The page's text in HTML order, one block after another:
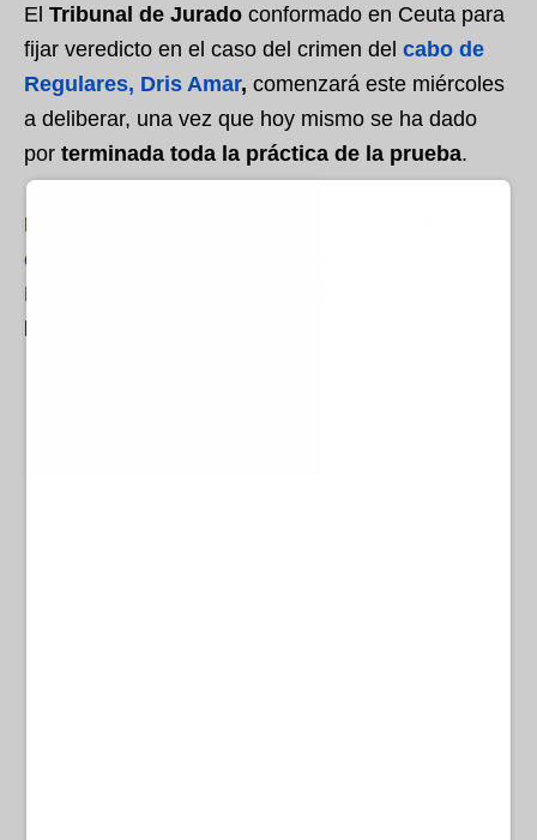
El Tribunal de Jurado conformado en Ceuta para
fijar veredicto en el caso del crimen del cabo de
Regulares, Dris Amar, comenzará este miércoles
a deliberar, una vez que hoy mismo se ha dado
por terminada toda la práctica de la prueba.
Los 4 acusados han confesado su implicación
en la muerte
Dris Amar, ocurrido en octubre de 2022 en la
barriada del Príncipe.